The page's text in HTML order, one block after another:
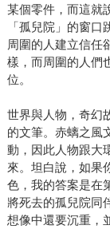
某個零件，而這就
「孤兒院」的窗
周圍的人建立信任
樣，而周圍的人們
位。
世界與人物，奇幻
的文筆。赤螭之風
動，因此人物跟大
來。坦白說，如果
色，我的答案是在
將死去的孤兒院同
想像中還要沉重，